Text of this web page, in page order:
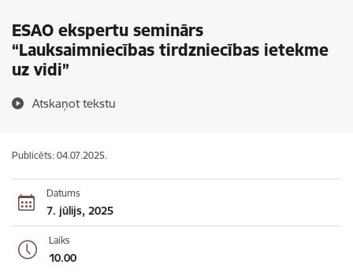
ESAO ekspertu seminārs
“Lauksaimniecības tirdzniecības ietekme
uz vidi”
Atskaņot tekstu
Publicēts: 04.07.2025.
Datums
7. jūlijs, 2025
Laiks
10.00